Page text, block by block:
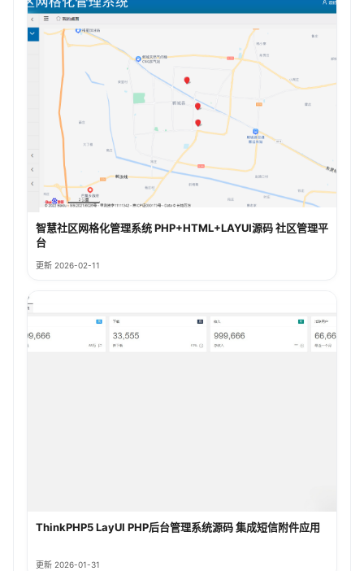
智慧社区网格化管理系统 PHP+HTML+LAYUI源码 社区管理平
台
更新 2026-02-11
ThinkPHP5 LayUI PHP后台管理系统源码 集成短信附件应用
更新 2026-01-31